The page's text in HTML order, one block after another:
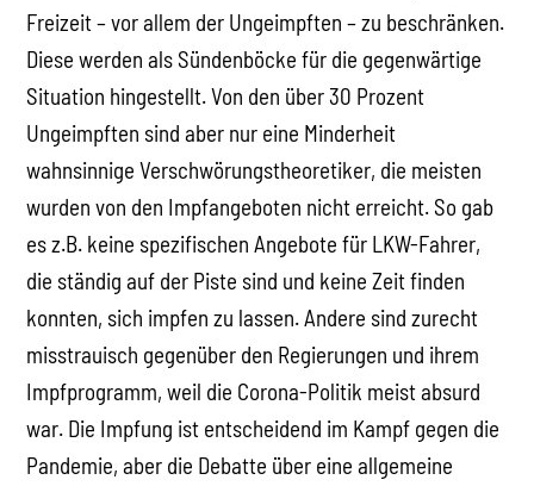
Freizeit – vor allem der Ungeimpften – zu beschränken.
Diese werden als Sündenböcke für die gegenwärtige
Situation hingestellt. Von den über 30 Prozent
Ungeimpften sind aber nur eine Minderheit
wahnsinnige Verschwörungstheoretiker, die meisten
wurden von den Impfangeboten nicht erreicht. So gab
es z.B. keine spezifischen Angebote für LKW-Fahrer,
die ständig auf der Piste sind und keine Zeit finden
konnten, sich impfen zu lassen. Andere sind zurecht
misstrauisch gegenüber den Regierungen und ihrem
Impfprogramm, weil die Corona-Politik meist absurd
war. Die Impfung ist entscheidend im Kampf gegen die
Pandemie, aber die Debatte über eine allgemeine